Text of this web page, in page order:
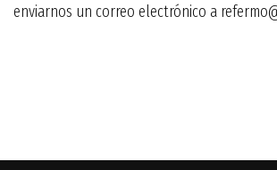
enviarnos un correo electrónico a